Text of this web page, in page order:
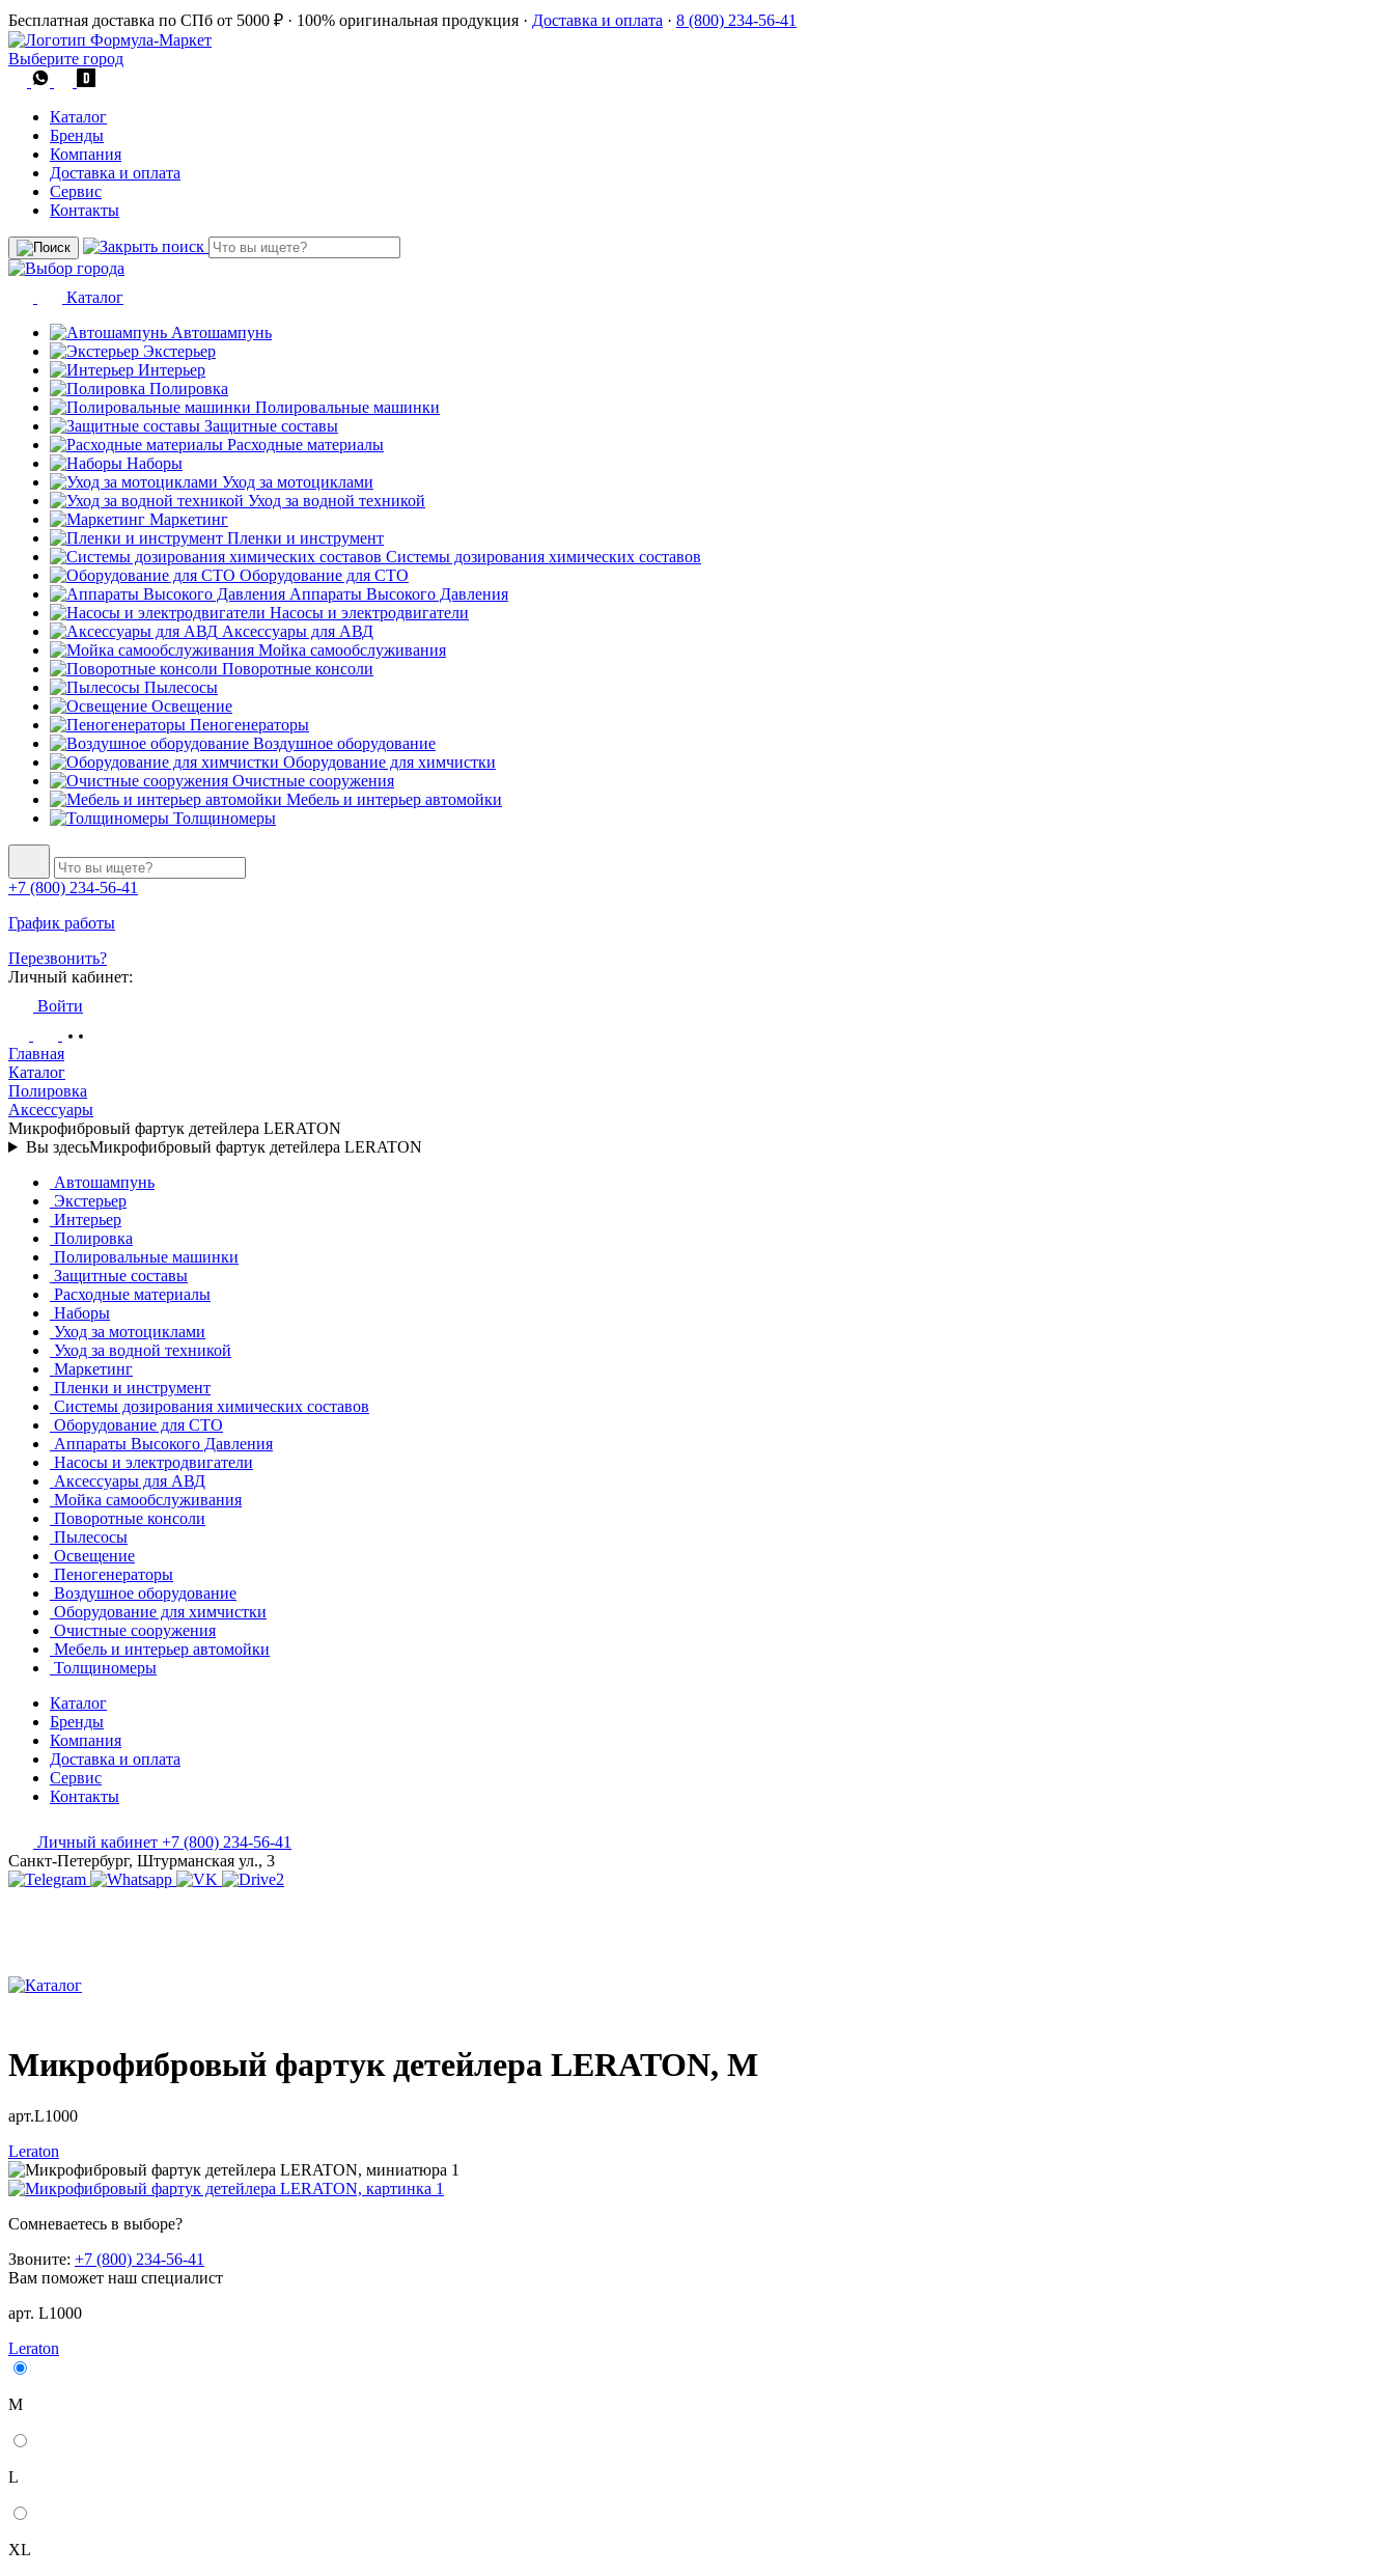
Бесплатная доставка по СПб от 5000 ₽ · 100% оригинальная продукция · Доставка и оплата · 8 (800) 234-56-41
Выберите город
Каталог
Бренды
Компания
Доставка и оплата
Сервис
Контакты
Каталог
Автошампунь
Экстерьер
Интерьер
Полировка
Полировальные машинки
Защитные составы
Расходные материалы
Наборы
Уход за мотоциклами
Уход за водной техникой
Маркетинг
Пленки и инструмент
Системы дозирования химических составов
Оборудование для СТО
Аппараты Высокого Давления
Насосы и электродвигатели
Аксессуары для АВД
Мойка самообслуживания
Поворотные консоли
Пылесосы
Освещение
Пеногенераторы
Воздушное оборудование
Оборудование для химчистки
Очистные сооружения
Мебель и интерьер автомойки
Толщиномеры
+7 (800) 234-56-41
График работы
Перезвонить?
Личный кабинет:
Войти
Главная
Каталог
Полировка
Аксессуары
Микрофибровый фартук детейлера LERATON
Вы здесьМикрофибровый фартук детейлера LERATON
Автошампунь
Экстерьер
Интерьер
Полировка
Полировальные машинки
Защитные составы
Расходные материалы
Наборы
Уход за мотоциклами
Уход за водной техникой
Маркетинг
Пленки и инструмент
Системы дозирования химических составов
Оборудование для СТО
Аппараты Высокого Давления
Насосы и электродвигатели
Аксессуары для АВД
Мойка самообслуживания
Поворотные консоли
Пылесосы
Освещение
Пеногенераторы
Воздушное оборудование
Оборудование для химчистки
Очистные сооружения
Мебель и интерьер автомойки
Толщиномеры
Каталог
Бренды
Компания
Доставка и оплата
Сервис
Контакты
Личный кабинет +7 (800) 234-56-41
Санкт-Петербург, Штурманская ул., 3
Микрофибровый фартук детейлера LERATON, M
арт.L1000
Leraton
Сомневаетесь в выборе?
Звоните: +7 (800) 234-56-41
Вам поможет наш специалист
арт. L1000
Leraton
M
L
XL